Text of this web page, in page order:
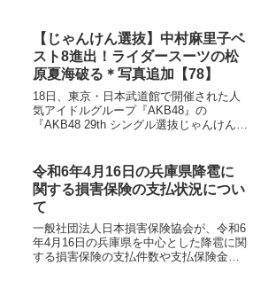
ヌン」が新登場！防虫加工技...
【じゃんけん選抜】中村麻里子ベ
スト8進出！ライダースーツの松
原夏海破る＊写真追加【78】
18日、東京・日本武道館で開催された人
気アイドルグループ『AKB48』の
『AKB48 29th シングル選抜じゃんけん大
（22、チームA）が対戦し、こまりがベ
ス...
令和6年4月16日の兵庫県降雹に
関する損害保険の支払状況につい
て
一般社団法人日本損害保険協会が、令和6
年4月16日の兵庫県を中心とした降雹に関
する損害保険の支払件数や支払保険金等